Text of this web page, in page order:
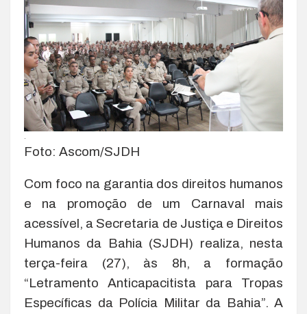
Foto: Ascom/SJDH
Com foco na garantia dos direitos humanos
e na promoção de um Carnaval mais
acessível, a Secretaria de Justiça e Direitos
Humanos da Bahia (SJDH) realiza, nesta
terça-feira (27), às 8h, a formação
“Letramento Anticapacitista para Tropas
Específicas da Polícia Militar da Bahia”. A